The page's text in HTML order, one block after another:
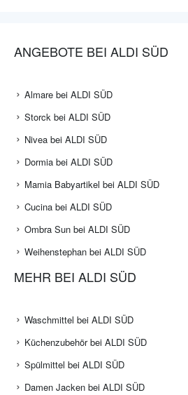
ANGEBOTE BEI ALDI SÜD
Almare bei ALDI SÜD
Storck bei ALDI SÜD
Nivea bei ALDI SÜD
Dormia bei ALDI SÜD
Mamia Babyartikel bei ALDI SÜD
Cucina bei ALDI SÜD
Ombra Sun bei ALDI SÜD
Weihenstephan bei ALDI SÜD
MEHR BEI ALDI SÜD
Waschmittel bei ALDI SÜD
Küchenzubehör bei ALDI SÜD
Spülmittel bei ALDI SÜD
Damen Jacken bei ALDI SÜD